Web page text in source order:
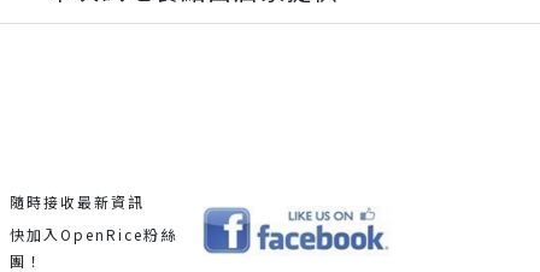
隨時接收最新資訊
快加入OpenRice粉絲
團！